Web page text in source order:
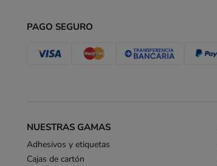
PAGO SEGURO
NUESTRAS GAMAS
Adhesivos y etiquetas
Cajas de cartón